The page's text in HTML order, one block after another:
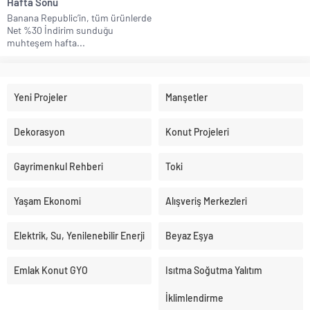
Banana Republic’in, tüm ürünlerde
Net %30 İndirim sunduğu
muhteşem hafta...
Yeni Projeler Manşetler
Dekorasyon Konut Projeleri
Gayrimenkul Rehberi Toki
Yaşam Ekonomi Alışveriş Merkezleri
Elektrik, Su, Yenilenebilir Enerji Beyaz Eşya
Emlak Konut GYO Isıtma Soğutma Yalıtım
İklimlendirme